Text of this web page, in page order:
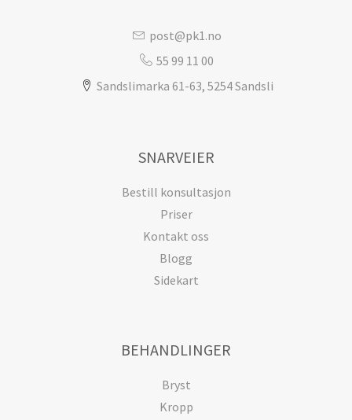
post@pk1.no
55 99 11 00
Sandslimarka 61-63, 5254 Sandsli
SNARVEIER
Bestill konsultasjon
Priser
Kontakt oss
Blogg
Sidekart
BEHANDLINGER
Bryst
Kropp